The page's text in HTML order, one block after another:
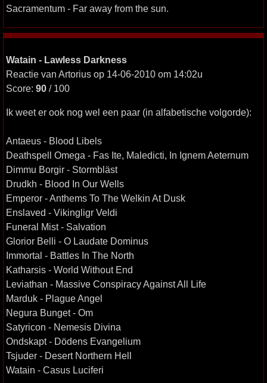
Sacramentum - Far away from the sun.
Watain - Lawless Darkness
Reactie van Artorius op 14-06-2010 om 14:02u
Score: 90 / 100
Ik weet er ook nog wel een paar (in alfabetische volgorde):
Antaeus - Blood Libels
Deathspell Omega - Fas Ite, Maledicti, In Ignem Aeternum
Dimmu Borgir - Stormbläst
Drudkh - Blood In Our Wells
Emperor - Anthems To The Welkin At Dusk
Enslaved - Vikingligr Veldi
Funeral Mist - Salvation
Glorior Belli - O Laudate Dominus
Immortal - Battles In The North
Katharsis - World Without End
Leviathan - Massive Conspiracy Against All Life
Marduk - Plague Angel
Negura Bunget - Om
Satyricon - Nemesis Divina
Ondskapt - Dödens Evangelium
Tsjuder - Desert Northern Hell
Watain - Casus Luciferi